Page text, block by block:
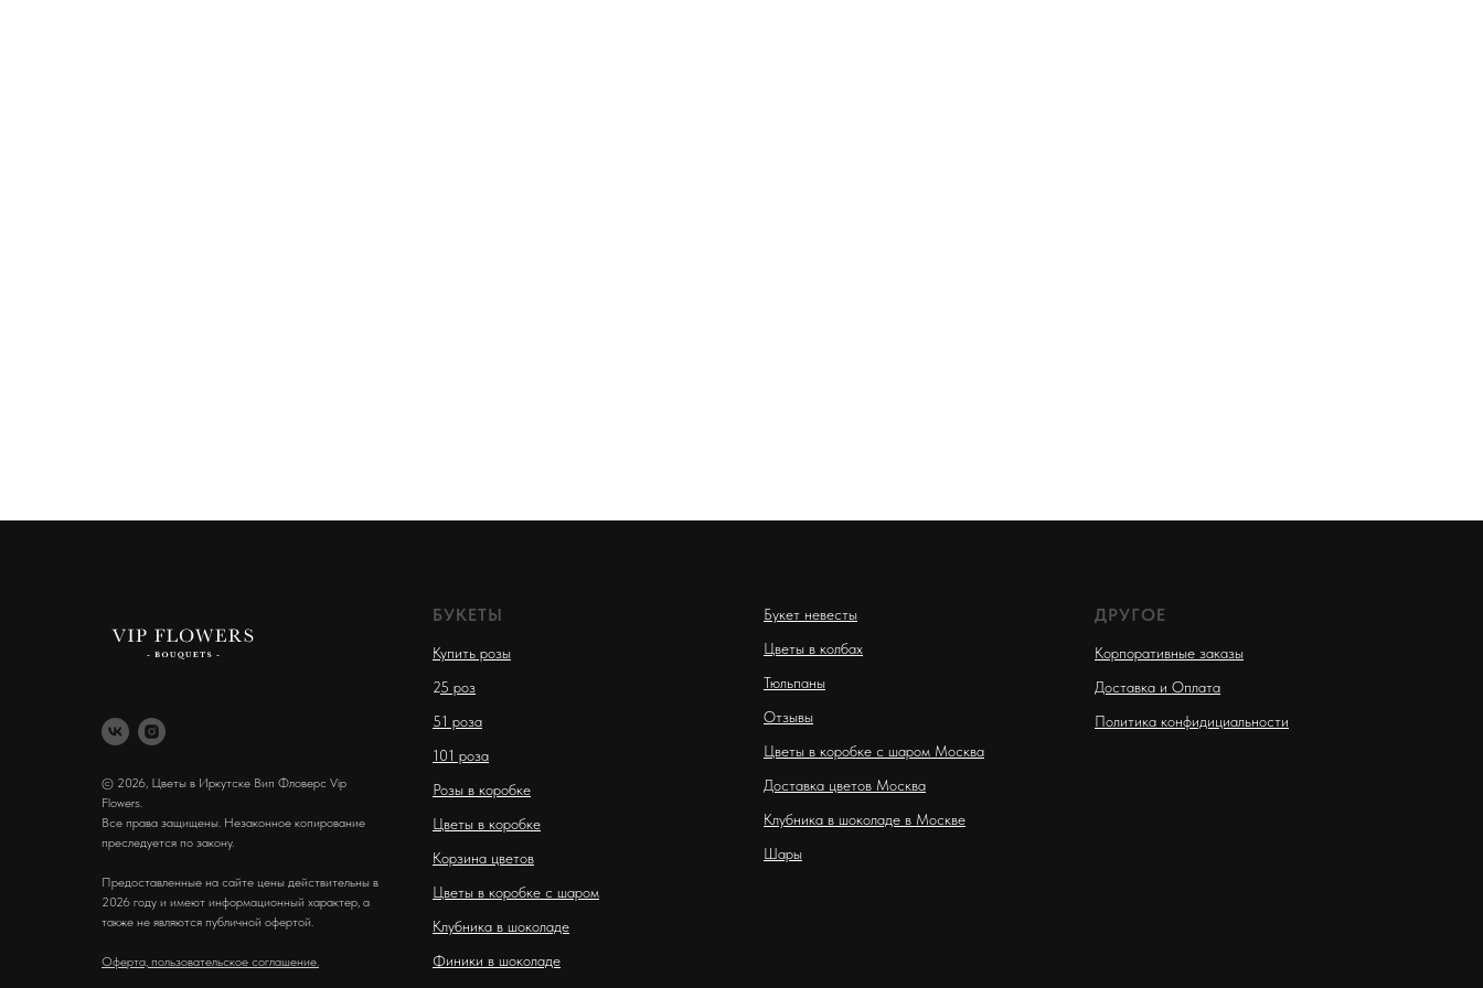
© 2026, Цветы в Иркутске Вип Фловерс Vip
Flowers.
Все права защищены. Незаконное копирование
преследуется по закону.
Предоставленные на сайте цены действительны в
2026 году и имеют информационный характер, а
также не являются публичной офертой.
Оферта, пользовательское соглашение.
БУКЕТЫ
Купить розы
25 роз
51 роза
101 роза
Розы в коробке
Цветы в коробке
Корзина цветов
Цветы в коробке с шаром
Клубника в шоколаде
Финики в шоколаде
Букет невесты
Цветы в колбах
Тюльпаны
Отзывы
Цветы в коробке с шаром Москва
Доставка цветов Москва
Клубника в шоколаде в Москве
Шары
ДРУГОЕ
Корпоративные заказы
Доставка и Оплата
Политика конфидициальности